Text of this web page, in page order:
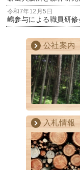
令和7年12月5日
嶋参与による職員研修
公社案内
入札情報